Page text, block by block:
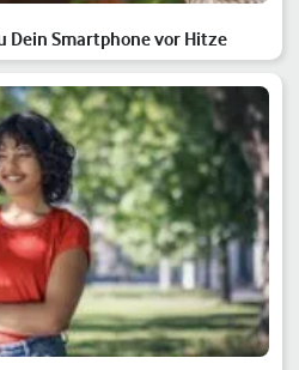
Dein Smartphone vor Hitze